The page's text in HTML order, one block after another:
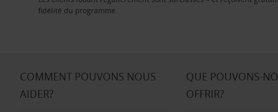
fidélité du programme.
COMMENT POUVONS NOUS
AIDER?
QUE POUVONS-
OFFRIR?